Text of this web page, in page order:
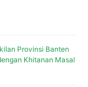
Provinsi Banten
Khitanan Masal